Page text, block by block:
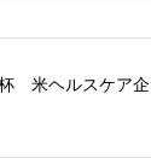
米ヘルスケア企